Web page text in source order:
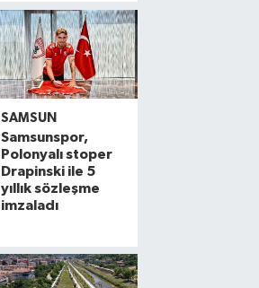
SAMSUN
Samsunspor,
Polonyalı stoper
Drapinski ile 5
yıllık sözleşme
imzaladı